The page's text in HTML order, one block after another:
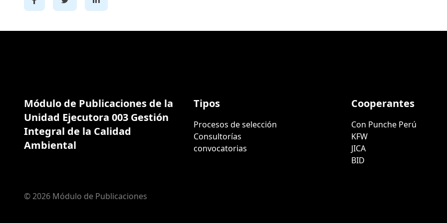
Módulo de Publicaciones de la
Unidad Ejecutora 003 Gestión
Integral de la Calidad
Ambiental
Tipos
Procesos de selección
Consultorías
convocatorias
Cooperantes
Con Punche Perú
KFW
JICA
BID
© 2026 Módulo de Publicaciones